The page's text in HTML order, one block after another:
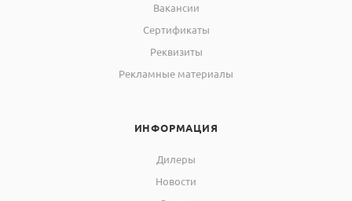
Вакансии
Сертификаты
Реквизиты
Рекламные материалы
ИНФОРМАЦИЯ
Дилеры
Новости